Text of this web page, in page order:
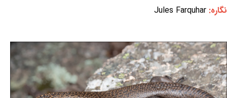
نگاره: Jules Farquhar